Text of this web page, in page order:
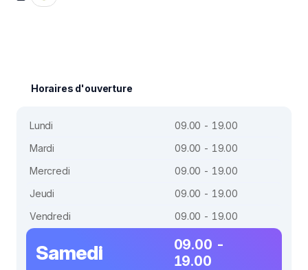
Horaires d'ouverture
Lundi
09.00 - 19.00
Mardi
09.00 - 19.00
Mercredi
09.00 - 19.00
Jeudi
09.00 - 19.00
Vendredi
09.00 - 19.00
Samedi
09.00 -
19.00